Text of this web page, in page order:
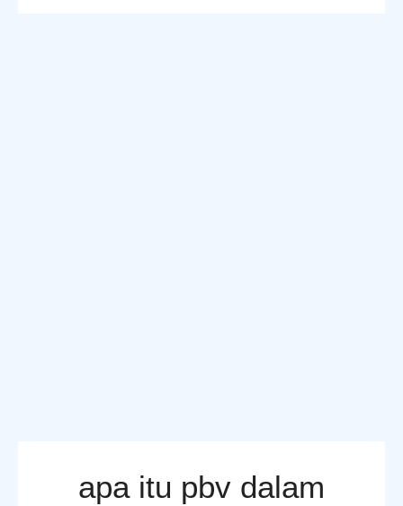
apa itu pbv dalam